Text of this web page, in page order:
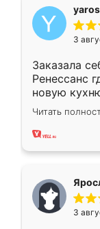
3
Заказала
Ренессанс
новую
вполне
два года,
Читать
3